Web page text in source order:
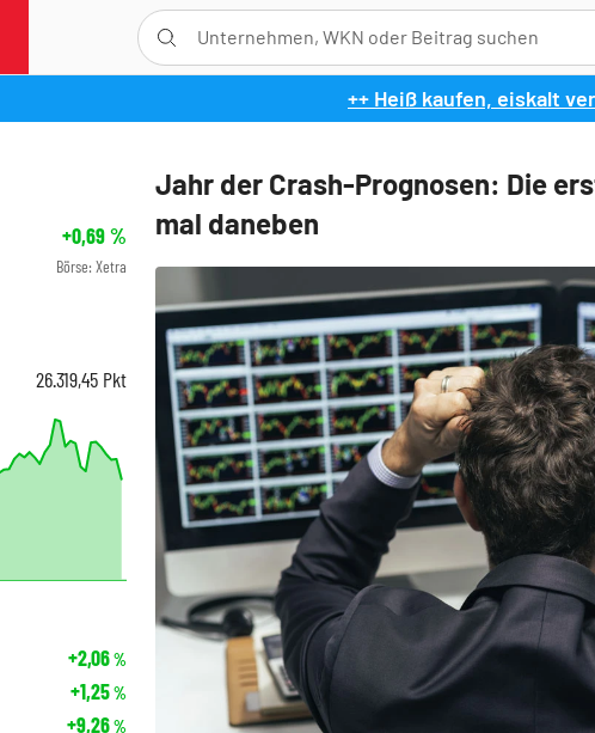
++ Heiß kaufen, eiskalt
Jahr der Crash-Prognosen: Die
mal daneben
+0,69%
Börse: Xetra
26.319,45 Pkt
+2,06%
+1,25%
+9,26%